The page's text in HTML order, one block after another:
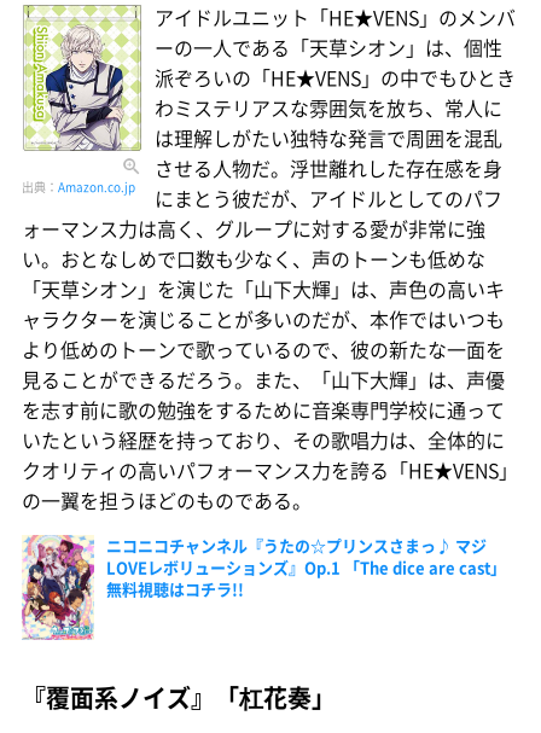
出典： Amazon.co.jp
アイドルユニット「HE★VENS」のメンバ
ーの一人である「天草シオン」は、個性
派ぞろいの「HE★VENS」の中でもひとき
わミステリアスな雰囲気を放ち、常人に
は理解しがたい独特な発言で周囲を混乱
させる人物だ。浮世離れした存在感を身
にまとう彼だが、アイドルとしてのパフ
ォーマンス力は高く、グループに対する愛が非常に強
い。おとなしめで口数も少なく、声のトーンも低めな
「天草シオン」を演じた「山下大輝」は、声色の高いキ
ャラクターを演じることが多いのだが、本作ではいつも
より低めのトーンで歌っているので、彼の新たな一面を
見ることができるだろう。また、「山下大輝」は、声優
を志す前に歌の勉強をするために音楽専門学校に通って
いたという経歴を持っており、その歌唱力は、全体的に
クオリティの高いパフォーマンス力を誇る「HE★VENS」
の一翼を担うほどのものである。
ニコニコチャンネル『うたの☆プリンスさまっ♪ マジ
LOVEレボリューションズ』Op.1 「The dice are cast」
無料視聴はコチラ!!
『覆面系ノイズ』「杠花奏」